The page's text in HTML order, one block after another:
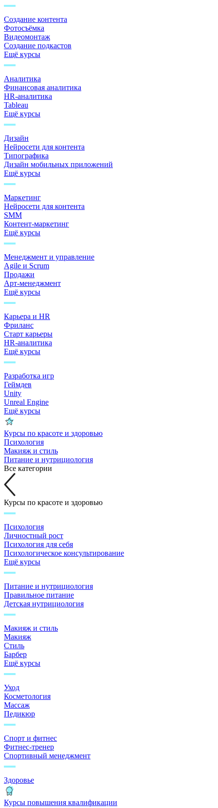
Создание контента
Фотосъёмка
Видеомонтаж
Создание подкастов
Ещё курсы
Аналитика
Финансовая аналитика
HR-аналитика
Tableau
Ещё курсы
Дизайн
Нейросети для контента
Типографика
Дизайн мобильных приложений
Ещё курсы
Маркетинг
Нейросети для контента
SMM
Контент-маркетинг
Ещё курсы
Менеджмент и управление
Agile и Scrum
Продажи
Арт-менеджмент
Ещё курсы
Карьера и HR
Фриланс
Старт карьеры
HR-аналитика
Ещё курсы
Разработка игр
Геймдев
Unity
Unreal Engine
Ещё курсы
Курсы по красоте и здоровью
Психология
Макияж и стиль
Питание и нутрициология
Все категории
Курсы по красоте и здоровью
Психология
Личностный рост
Психология для себя
Психологическое консультирование
Ещё курсы
Питание и нутрициология
Правильное питание
Детская нутрициология
Макияж и стиль
Макияж
Стиль
Барбер
Ещё курсы
Уход
Косметология
Массаж
Педикюр
Спорт и фитнес
Фитнес-тренер
Спортивный менеджмент
Здоровье
Курсы повышения квалификации